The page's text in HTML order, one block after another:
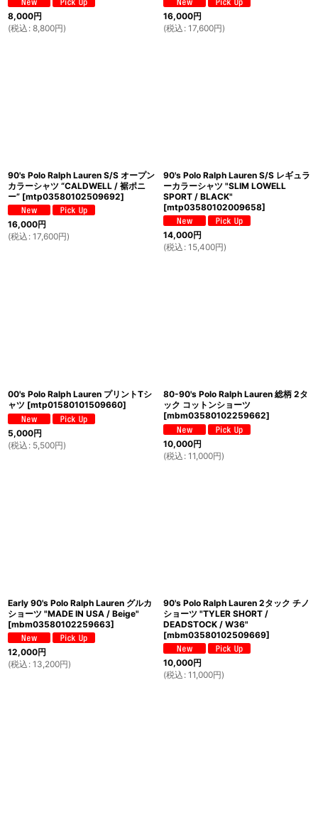
8,000円
(税込 : 8,800円)
16,000円
(税込 : 17,600円)
90's Polo Ralph Lauren S/S オープン
カラーシャツ “CALDWELL / 裾ポニ
ー” [mtp03580102509692]
16,000円
(税込 : 17,600円)
90's Polo Ralph Lauren S/S レギュラ
ーカラーシャツ "SLIM LOWELL
SPORT / BLACK"
[mtp03580102009658]
14,000円
(税込 : 15,400円)
00's Polo Ralph Lauren プリントTシ
ャツ [mtp01580101509660]
5,000円
(税込 : 5,500円)
80-90's Polo Ralph Lauren 総柄 2タ
ック コットンショーツ
[mbm03580102259662]
10,000円
(税込 : 11,000円)
Early 90's Polo Ralph Lauren グルカ
ショーツ "MADE IN USA / Beige"
[mbm03580102259663]
12,000円
(税込 : 13,200円)
90's Polo Ralph Lauren 2タック チノ
ショーツ "TYLER SHORT /
DEADSTOCK / W36"
[mbm03580102509669]
10,000円
(税込 : 11,000円)